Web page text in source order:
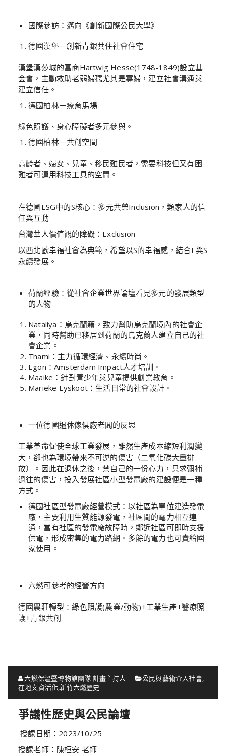
國際參訪：邁向《創新國際公民大學》
德國漢堡－創新青銀共住社會住宅
漢堡漢莎城的富商Hartwig Hesse(1748-1849)設立基
金會，主動救助老弱婦孺尤其是寡婦，建立社會溝通與
建立信任。
德國柏林－療育馬場
綠色照護、身心障礙者多元參與。
德國柏林－共創空間
高齡者、婦女、兒童、移民難民者，需要科技但又有困
難者可運用科技工具的空間。
在德國ESG中的S核心：多元共榮Inclusion，類家人的信
任與互動
台灣華人價值觀的障礙：Exclusion
以西北歐幸福社會為典範，希望以S的幸福感，結合E與S
永續發展。
荷蘭經驗：從社會企業世界論壇看見多元的發展類型
的人物
Nataliya：烏克蘭籍，致力幫助烏克蘭境內的社會企
業，同時幫助已移居到荷蘭的烏克蘭人建立自己的社
會企業。
Thami：主力循環經濟、永續時尚。
Egon：Amsterdam Impact人才培訓。
Maaike：針對青少年與兒童提供創業教育。
Marieke Eyskoot：生活日常的社會設計。
一位德國退休傢俱廠老闆的反思
工業革命促使全球工業發展，雖然生產成本縮短利潤變
大，卻也為環境帶來不可逆的傷害（二氧化碳大量排
放）。因此在退休之後，禁自己的一份心力，只求彌補
過往的傷害，投入發展社區小型發電廠的建設便是一種
方式。
德國社區型發電廠經營模式：以社區為單位建造發電
廠，主要利用生質能源發電，社區間的電力相互連
通，當有社區的發電廠故障時，鄰近社區可即時支援
供電，形成密集的電力路網。多餘的電力也可賣給國
家使用。
六燃可參考的經營方向
德國農莊轉型：綠色照護(農業/動物)+工業生產+醫療照
護+青銀共創
六燃保溫暨博物館團隊 計畫主持人 公民與藝術介入社會,
在地文資活化,新竹六燃歷史
爭議性歷史與公民論壇
授課日期：2023/10/25
授課老師：陳桓安 老師